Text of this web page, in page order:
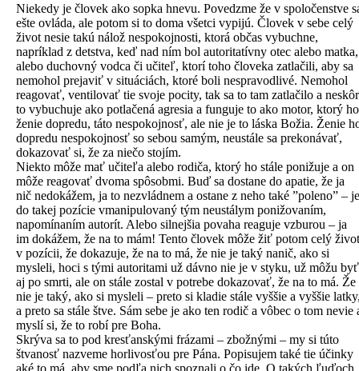
Niekedy je človek ako sopka hnevu. Povedzme že v spoločenstve
ešte ovláda, ale potom si to doma všetci vypijú. Človek v sebe celý
život nesie takú nálož nespokojnosti, ktorá občas vybuchne,
napríklad z detstva, keď nad ním bol autoritatívny otec alebo matka,
alebo duchovný vodca či učiteľ, ktorí toho človeka zatlačili, aby sa
nemohol prejaviť v situáciách, ktoré boli nespravodlivé. Nemohol
reagovať, ventilovať tie svoje pocity, tak sa to tam zatlačilo a neskôr
to vybuchuje ako potlačená agresia a funguje to ako motor, ktorý ho
ženie dopredu, táto nespokojnosť, ale nie je to láska Božia. Ženie
dopredu nespokojnosť so sebou samým, neustále sa prekonávať,
dokazovať si, že za niečo stojím.
Niekto môže mať učiteľa alebo rodiča, ktorý ho stále ponižuje a on
môže reagovať dvoma spôsobmi. Buď sa dostane do apatie, že ja
nič nedokážem, ja to nezvládnem a ostane z neho také ”poleno” – je
do takej pozície vmanipulovaný tým neustálym ponižovaním,
napomínaním autorít. Alebo silnejšia povaha reaguje vzburou – ja
im dokážem, že na to mám! Tento človek môže žiť potom celý život
v pozícii, že dokazuje, že na to má, že nie je taký nanič, ako si
mysleli, hoci s tými autoritami už dávno nie je v styku, už môžu byť
aj po smrti, ale on stále zostal v potrebe dokazovať, že na to má. Že
nie je taký, ako si mysleli – preto si kladie stále vyššie a vyššie
a preto sa stále štve. Sám sebe je ako ten rodič a vôbec o tom nevie
myslí si, že to robí pre Boha.
Skrýva sa to pod kresťanskými frázami – zbožnými – my si túto
štvanosť nazveme horlivosťou pre Pána. Popisujem také tie účinky
aké to má, aby sme podľa nich spoznali o čo ide. O takých ľuďoch